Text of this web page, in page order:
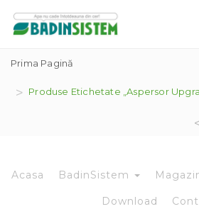
Prima Pagină
Produse Etichetate „aspersor
Acasa BadinSistem
Download